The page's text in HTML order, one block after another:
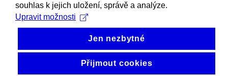
souhlas k jejich uložení, správě a analýze.
Upravit možnosti
Jen nezbytné
Přijmout cookies